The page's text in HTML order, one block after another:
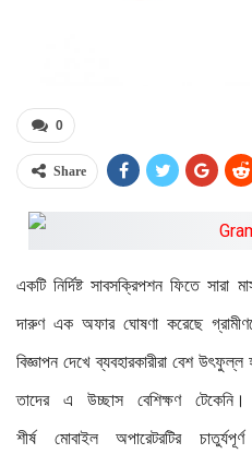
0
Share
একটি নির্দিষ্ট সাবসক্রিপশন ফিতে সারা
দারুণ এক অফার ঘোষণা করেছে
বিজ্ঞাপন দেখে ব্যবহারকারীরা বেশ
তাদের এ উচ্ছাস বেশিক্ষণ
শীর্ষ মোবাইল অপারেটরটির